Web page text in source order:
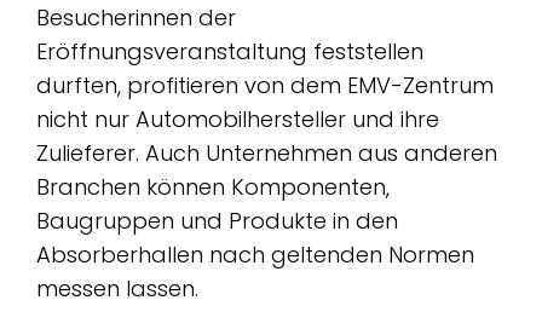
Besucherinnen der
Eröffnungsveranstaltung feststellen
durften, profitieren von dem EMV-Zentrum
nicht nur Automobilhersteller und ihre
Zulieferer. Auch Unternehmen aus anderen
Branchen können Komponenten,
Baugruppen und Produkte in den
Absorberhallen nach geltenden Normen
messen lassen.